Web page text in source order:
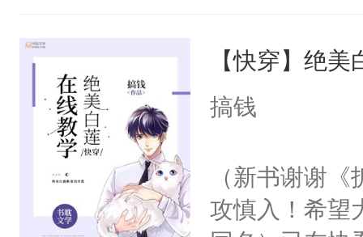
来，给老公
用力——为你
【快穿】绝
搞钱
（新书谢谢
攻慎入！希望